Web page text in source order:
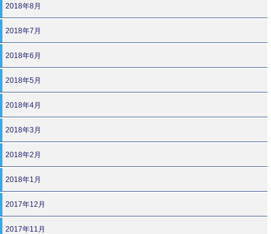
2018年8月
2018年7月
2018年6月
2018年5月
2018年4月
2018年3月
2018年2月
2018年1月
2017年12月
2017年11月